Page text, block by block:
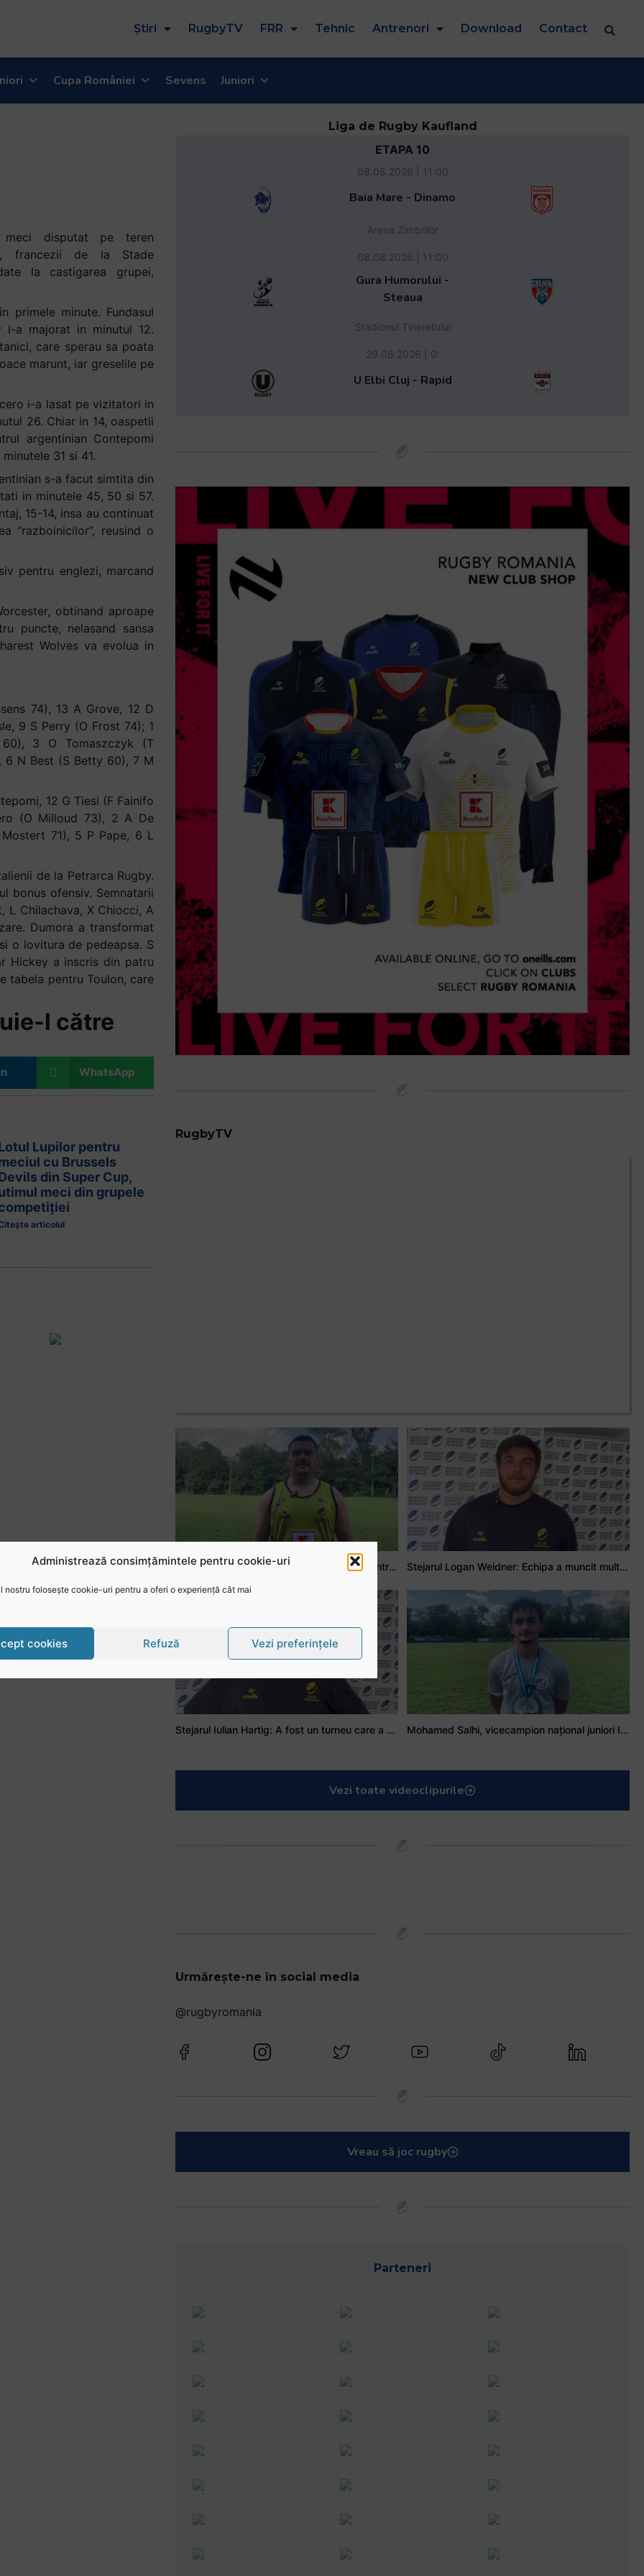
Administrează consimțămintele pentru cookie-uri
nostru folosește cookie-uri pentru a oferi o experiență cât mai
cookies Refuză Vezi preferințele
Știri RugbyTV FRR Tehnic Antrenori Download Contact
Cupa României Sevens Juniori
meci disputat pe teren
francezii de la Stade
la castigarea grupei,
primele minute. Fundasul
l-a majorat in minutul 12.
care sperau sa poata
marunt, iar greselile pe
i-a lasat pe vizitatori in
26. Chiar in 14, oaspetii
argentinian Contepomi
31 si 41.
s-a facut simtita din
in minutele 45, 50 si 57.
15-14, insa au continuat
“razboinicilor”, reusind o
pentru englezi, marcand
obtinand aproape
puncte, nelasand sansa
Wolves va evolua in
74), 13 A Grove, 12 D
9 S Perry (O Frost 74); 1
3 O Tomaszczyk (T
6 N Best (S Betty 60), 7 M
12 G Tiesi (F Fainifo
(O Milloud 73), 2 A De
71), 5 P Pape, 6 L
de la Petrarca Rugby.
bonus ofensiv. Semnatarii
L Chilachava, X Chiocci, A
Dumora a transformat
o lovitura de pedeapsa. S
Hickey a inscris din patru
tabela pentru Toulon, care
l către
WhatsApp
Lupilor pentru
cu Brussels
din Super Cup,
meci din grupele
articolul
Liga de Rugby Kaufland
ETAPA 10
08.08.2026 | 11:00
Baia Mare - Dinamo
Arena Zimbrilor
08.08.2026 | 11:00
Gura Humorului -
Steaua
Stadionul Tineretului
29.08.2026 | 0:
U Elbi Cluj - Rapid
RugbyTV
Adrian Țală: Visul meu este să debutez pentru România Stejarul Logan Weidner: Echipa a muncit mult, iar asta se va vedea în meciurile de la Nations Cup
Stejarul Iulian Hartig: A fost un turneu care a unit mai mult echipa Mohamed Salhi, vicecampion național juniori I: Rugby-ul te învață să accepți și înfrângerile
Vezi toate videoclipurile
Urmărește-ne în social media
@rugbyromania
Vreau să joc rugby
Parteneri